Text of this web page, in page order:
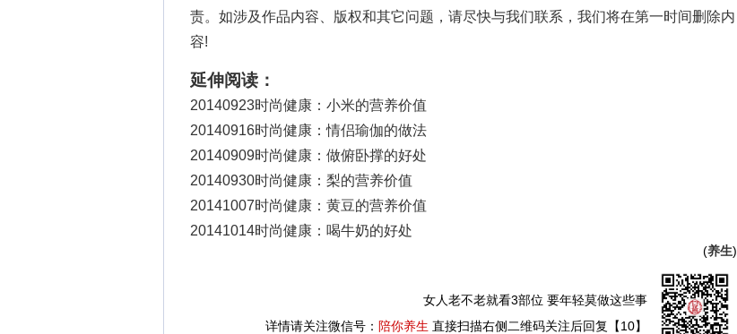
责。如涉及作品内容、版权和其它问题，请尽快与我们联系，我们将在第一时间删除内
容!
延伸阅读：
20140923时尚健康：小米的营养价值
20140916时尚健康：情侣瑜伽的做法
20140909时尚健康：做俯卧撑的好处
20140930时尚健康：梨的营养价值
20141007时尚健康：黄豆的营养价值
20141014时尚健康：喝牛奶的好处
(养生)
女人老不老就看3部位 要年轻莫做这些事
详情请关注微信号： 陪你养生 直接扫描右侧二维码关注后回复【10】